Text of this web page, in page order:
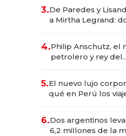
las marcas "fast
3.De Paredes y
a Mirtha Legrand:
4.Philip Anschutz, el
petrolero y rey del
Fénix
5.El nuevo lujo
qué en Perú los
para convertirse en
transformadoras
6.Dos argentinos
6,2 millones de la